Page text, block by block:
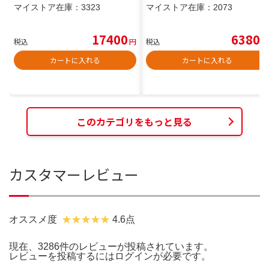
マイストア在庫： 3323
税込 17400円
カートに入れる
マイストア在庫： 2073
税込 6380
カートに入れる
このカテゴリをもっと見る
カスタマーレビュー
オススメ度 4.6点
現在、3286件のレビューが投稿されています。
レビューを投稿するには ログインが必要です。